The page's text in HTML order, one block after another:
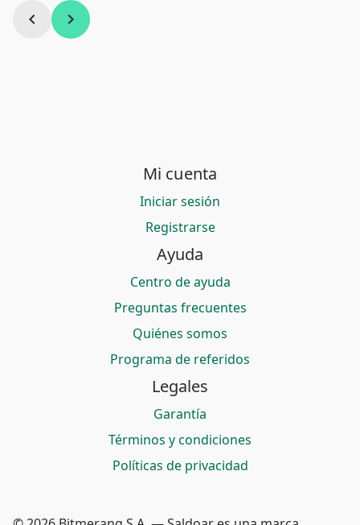
chevron_left chevron_right
Mi cuenta
Iniciar sesión
Registrarse
Ayuda
Centro de ayuda
Preguntas frecuentes
Quiénes somos
Programa de referidos
Legales
Garantía
Términos y condiciones
Políticas de privacidad